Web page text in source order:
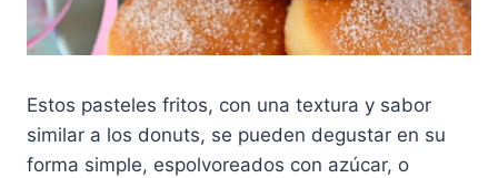
Estos pasteles fritos, con una textura y sabor
similar a los donuts, se pueden degustar en su
forma simple, espolvoreados con azúcar, o